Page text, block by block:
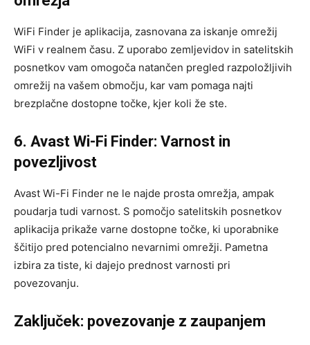
WiFi Finder je aplikacija, zasnovana za iskanje omrežij
WiFi v realnem času. Z uporabo zemljevidov in satelitskih
posnetkov vam omogoča natančen pregled razpoložljivih
omrežij na vašem območju, kar vam pomaga najti
brezplačne dostopne točke, kjer koli že ste.
6. Avast Wi-Fi Finder: Varnost in
povezljivost
Avast Wi-Fi Finder ne le najde prosta omrežja, ampak
poudarja tudi varnost. S pomočjo satelitskih posnetkov
aplikacija prikaže varne dostopne točke, ki uporabnike
ščitijo pred potencialno nevarnimi omrežji. Pametna
izbira za tiste, ki dajejo prednost varnosti pri
povezovanju.
Zaključek: povezovanje z zaupanjem